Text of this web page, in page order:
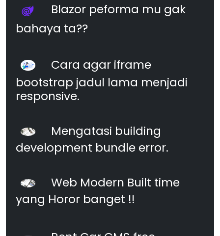
Blazor peforma mu gak
bahaya ta??
Cara agar iframe
bootstrap jadul lama menjadi
responsive.
Mengatasi building
development bundle error.
Web Modern Built time
yang Horor banget !!